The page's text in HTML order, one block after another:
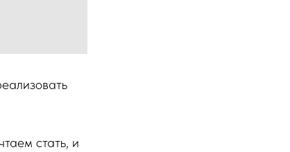
стать, и